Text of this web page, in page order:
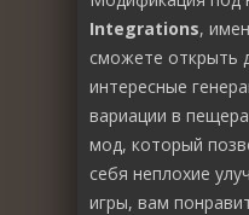
Integrations,
сможете открыть
интересные
вариации в
мод, который
себя неплохие
игры, вам